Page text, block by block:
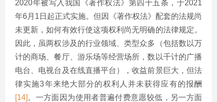
2020年被写入我国《著作权法》第四十五条，于2021
年6月1日起正式实施。但因《著作权法》配套的法规尚
未更新，如何有效行使这项权利尚无明确的法律规定。
因此，虽两权涉及的行业领域、类型众多（包括数以万
计的商场、餐厅、游乐场等经营场所，数以千计的广播
电台、电视台及在线直播平台），收益前景巨大，但法
律实施3年来绝大部分的权利人并未获得应有的报酬
[14] 。一方面因为使用者普遍付费意愿较低，另一方面